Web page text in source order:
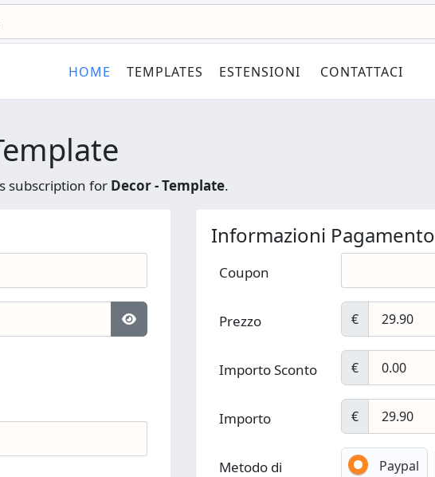
HOME TEMPLATES ESTENSIONI CONTATTACI
subscription for Decor - Template.
Mostra password
Informazioni Pagamento
Coupon
Prezzo €
Importo Sconto €
Importo €
Metodo di
Paypal